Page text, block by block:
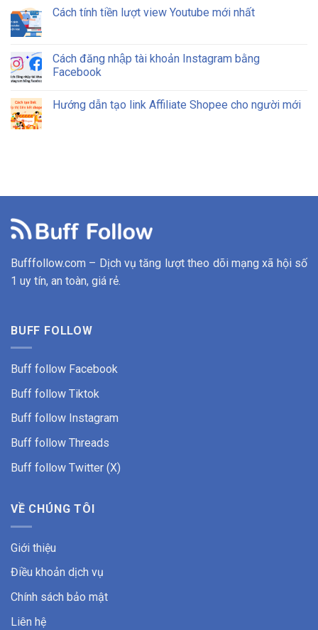
Cách tính tiền lượt view Youtube mới nhất
Cách đăng nhập tài khoản Instagram bằng
Facebook
Hướng dẫn tạo link Affiliate Shopee cho người mới
Bufffollow.com – Dịch vụ tăng lượt theo dõi mạng xã hội số
1 uy tín, an toàn, giá rẻ.
BUFF FOLLOW
Buff follow Facebook
Buff follow Tiktok
Buff follow Instagram
Buff follow Threads
Buff follow Twitter (X)
VỀ CHÚNG TÔI
Giới thiệu
Điều khoản dịch vụ
Chính sách bảo mật
Liên hệ